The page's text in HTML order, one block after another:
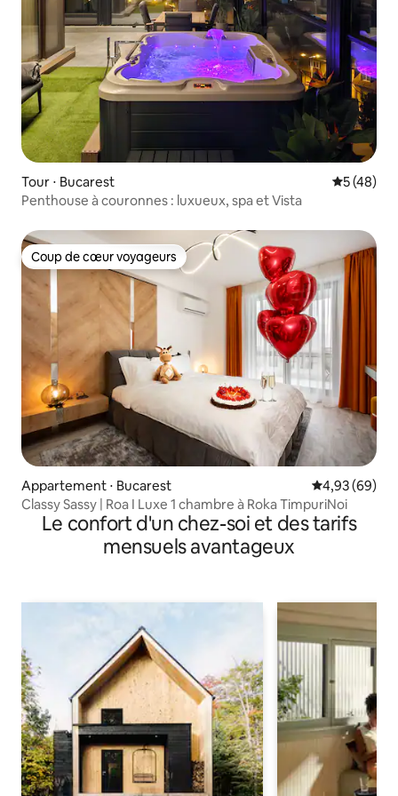
Tour ⋅ Bucarest
5 (48)
Penthouse à couronnes : luxueux, spa et Vista
Coup de cœur voyageurs
Coup de cœur voyageurs
Appartement ⋅ Bucarest Évaluation
4,93 (69)
Classy Sassy | Roa I Luxe 1 chambre à Roka TimpuriNoi
Le confort d'un chez-soi et des tarifs
mensuels avantageux